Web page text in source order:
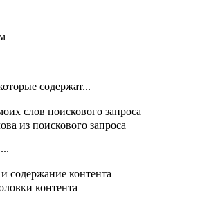
содержат...
слов поискового запроса
из поискового запроса
содержание контента
контента